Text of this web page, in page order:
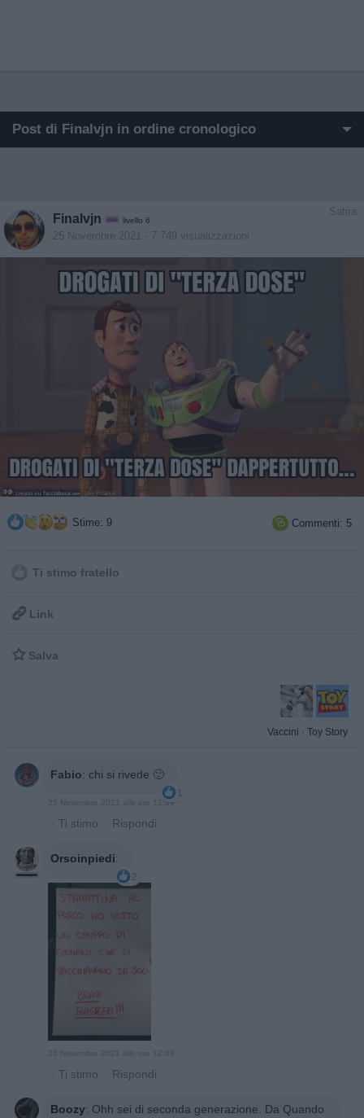
Post di Finalvjn in ordine cronologico
Post in cui hanno evocato Finalvjn
Post commentati da Finalvjn
Primi post di Finalvjn
Satira
Finalvjn livello 6
25 Novembre 2021 - 7.749 visualizzazioni
Stime: 9  Commenti: 5
Ti stimo fratello
 Link
 Salva
Vaccini · Toy Story
Fabio: chi si rivede 🙂
1
25 Novembre 2021 alle ore 12:09
· Ti stimo · Rispondi
Orsoinpiedi:
2
25 Novembre 2021 alle ore 12:09
· Ti stimo · Rispondi
Boozy: Ohh sei di seconda generazione. Da Quando